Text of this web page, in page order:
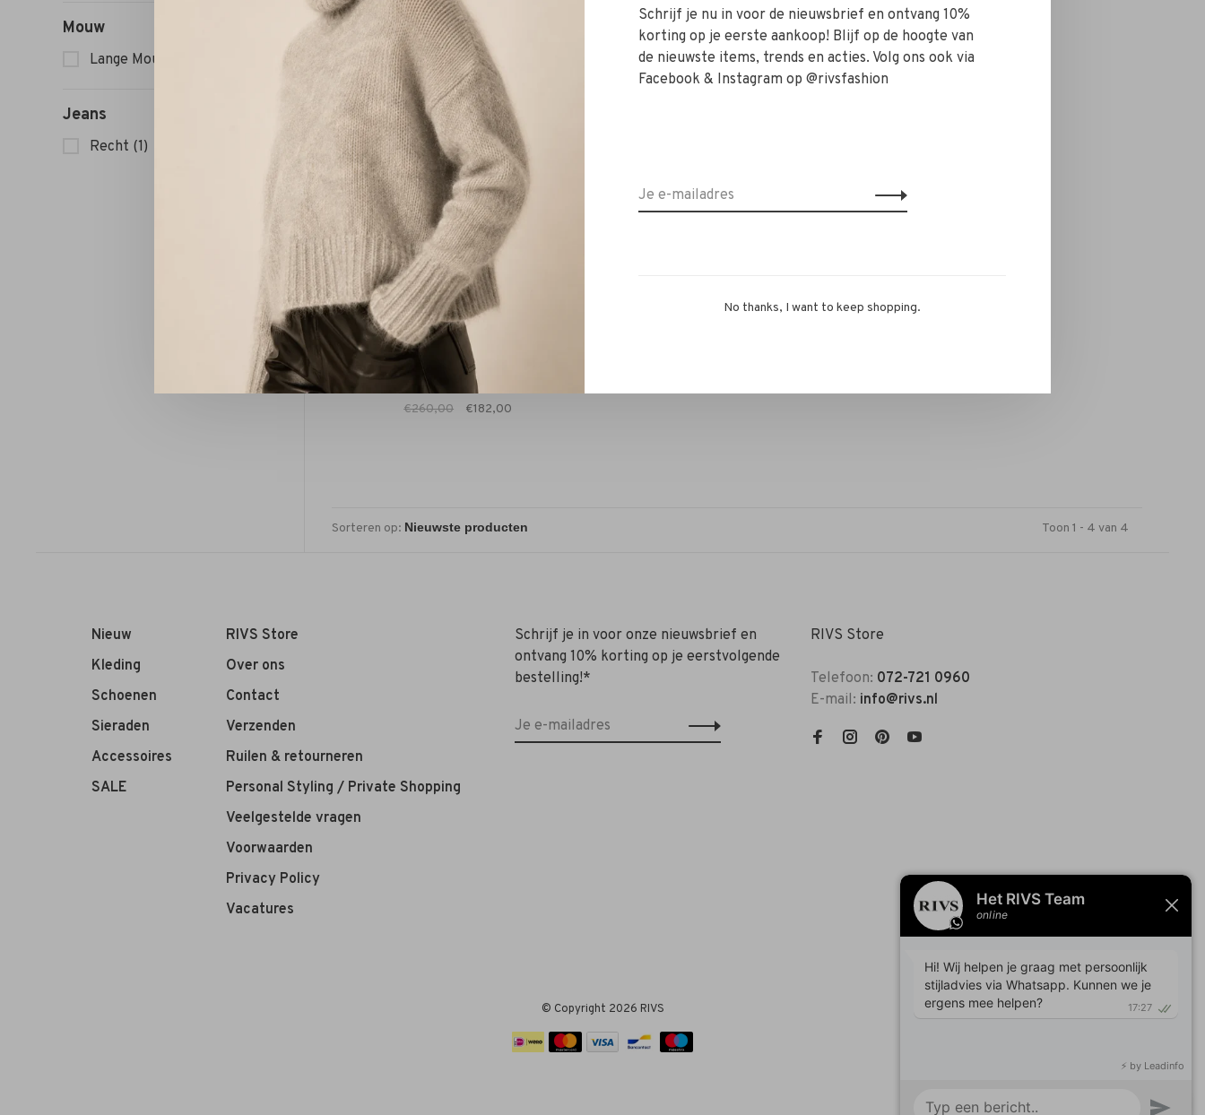
Mouw
Lange Mouw
Jeans
Recht (1)
-30%
RÓHE
RÓHE Pants Valentina off-white
€260,00 €182,00
Sorteren op: Toon 1 - 4 van 4
Nieuw
Kleding
Schoenen
Sieraden
Accessoires
SALE
RIVS Store
Over ons
Contact
Verzenden
Ruilen & retourneren
Personal Styling / Private Shopping
Veelgestelde vragen
Voorwaarden
Privacy Policy
Vacatures
Schrijf je in voor onze nieuwsbrief en
ontvang 10% korting op je eerstvolgende
bestelling!*
RIVS Store
Telefoon: 072-721 0960
E-mail: info@rivs.nl
© Copyright 2026 RIVS
Schrijf je nu in voor de nieuwsbrief en ontvang 10%
korting op je eerste aankoop! Blijf op de hoogte van
de nieuwste items, trends en acties. Volg ons ook via
Facebook & Instagram op @rivsfashion
No thanks, I want to keep shopping.